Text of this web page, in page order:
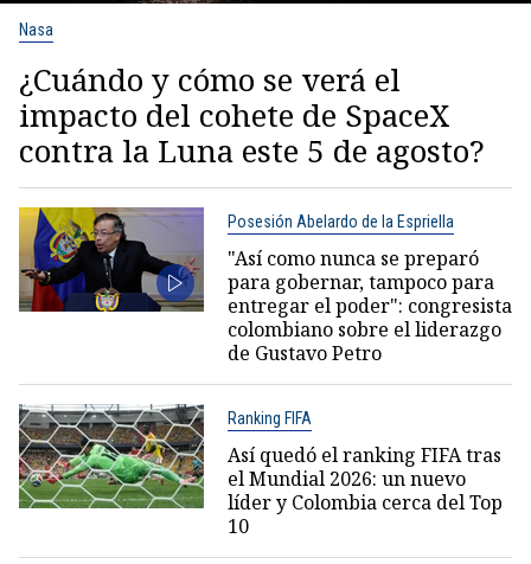
Nasa
¿Cuándo y cómo se verá el
impacto del cohete de SpaceX
contra la Luna este 5 de agosto?
Posesión Abelardo de la Espriella
"Así como nunca se preparó
para gobernar, tampoco para
entregar el poder": congresista
colombiano sobre el liderazgo
de Gustavo Petro
Ranking FIFA
Así quedó el ranking FIFA tras
el Mundial 2026: un nuevo
líder y Colombia cerca del Top
10